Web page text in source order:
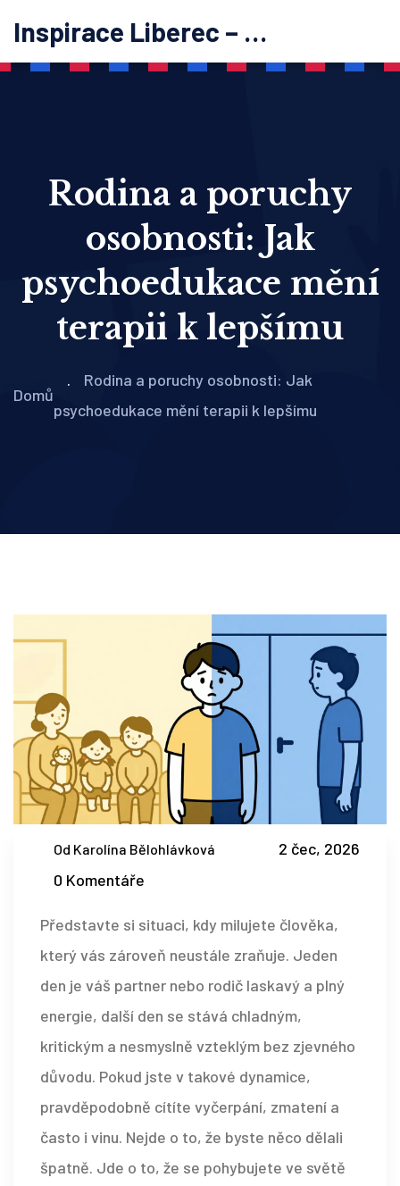
Inspirace Liberec – psychoterapie
Rodina a poruchy
osobnosti: Jak
psychoedukace mění
terapii k lepšímu
Domů
Rodina a poruchy osobnosti: Jak
psychoedukace mění terapii k lepšímu
Od Karolína Bělohlávková
2 čec, 2026
0 Komentáře
Představte si situaci, kdy milujete člověka,
který vás zároveň neustále zraňuje. Jeden
den je váš partner nebo rodič laskavý a plný
energie, další den se stává chladným,
kritickým a nesmyslně vzteklým bez zjevného
důvodu. Pokud jste v takové dynamice,
pravděpodobně cítíte vyčerpání, zmatení a
často i vinu. Nejde o to, že byste něco dělali
špatně. Jde o to, že se pohybujete ve světě